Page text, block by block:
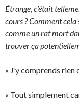
Étrange, c’était
cours ? Comment
comme un rat mort
trouver ça
« J’y comprends
« Tout simplement